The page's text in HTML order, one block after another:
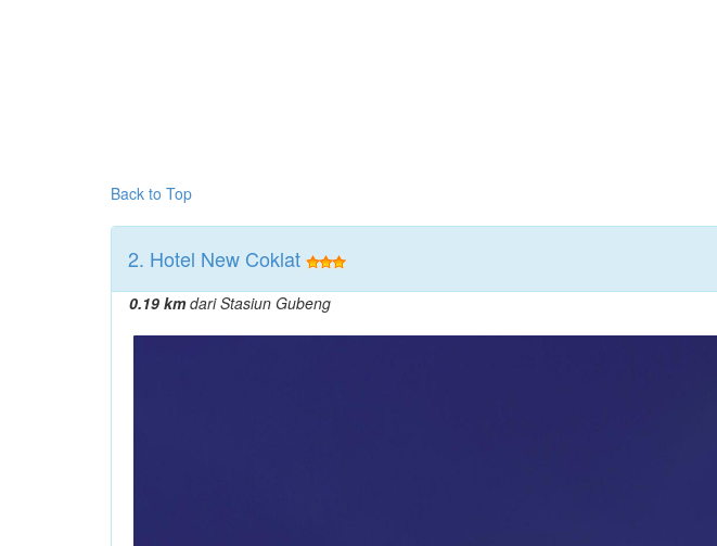
Back to Top
2. Hotel New Coklat
0.19 kmdari Stasiun Gubeng